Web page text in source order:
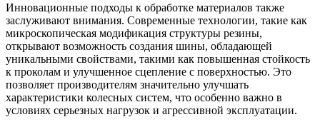
Инновационные подходы к обработке материалов также
заслуживают внимания. Современные технологии, такие как
микроскопическая модификация структуры резины,
открывают возможность создания шины, обладающей
уникальными свойствами, такими как повышенная стойкость
к проколам и улучшенное сцепление с поверхностью. Это
позволяет производителям значительно улучшать
характеристики колесных систем, что особенно важно в
условиях серьезных нагрузок и агрессивной эксплуатации.